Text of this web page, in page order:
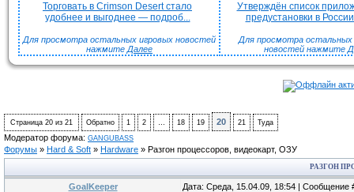
Торговать в Crimson Desert стало
удобнее и выгоднее — подроб...
Для просмотра остальных игровых новостей
нажмите Далее
Утверждён список
предустановки в
Для просмотра остальных
новостей нажмите
Страница 20 из 21 Обратно 1 2 … 18 19 20 21 Туда
Модератор форума: GANGUBASS
Форумы » Hard & Soft » Hardware » Разгон процессоров, видеокарт, ОЗУ
РАЗГОН
GoalKeeper Дата: Среда, 15.04.09, 18:54 | Сообщение